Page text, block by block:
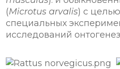
(Microtus arvalis) с
специальных
исследований